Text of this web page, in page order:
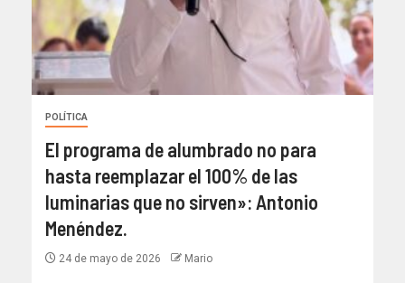
POLÍTICA
El programa de alumbrado no para
hasta reemplazar el 100% de las
luminarias que no sirven»: Antonio
Menéndez.
24 de mayo de 2026 Mario